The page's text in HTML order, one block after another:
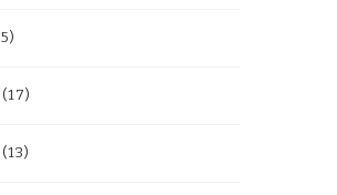
(17)
(13)